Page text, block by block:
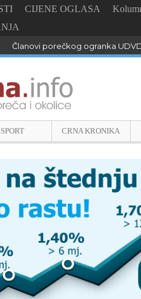
CIJENE OGLASA
Članovi porečkog ogranka
SPORT CRNA KRONIKA